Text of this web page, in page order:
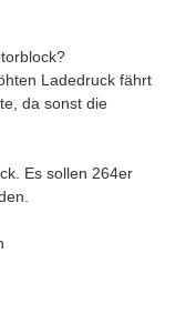
Ladedruck fährt
da sonst die
Es sollen 264er